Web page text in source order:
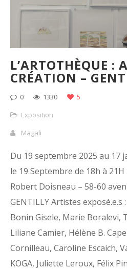
L’ARTOTHÈQUE :
CRÉATION –
0 1330
5
Exposition
Magali
Du 19 septembre 2025 au 17
le 19 Septembre de 18h à
Robert Doisneau – 58-60
GENTILLY Artistes
Bonin Gisele, Marie Boralevi,
Liliane Camier, Hélène B.
Cornilleau, Caroline Escaich,
KOGA, Juliette Leroux, Félix